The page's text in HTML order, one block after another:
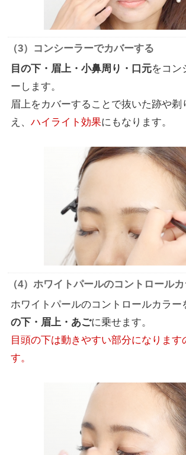
（3）コンシーラーでカバーする
目の下・眉上・小鼻周り・口元をコン
ーします。
眉上をカバーすることで抜いた跡や剃
え、ハイライト効果にもなります。
（4）ホワイトパールのコントロール
ホワイトパールのコントロールカラー
の下・眉上・あごに乗せます。
目頭の下は動きやすい部分になります
す。